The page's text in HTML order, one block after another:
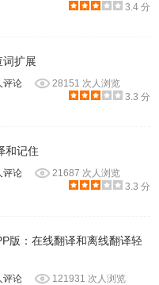
即可。
3.4 分
词扩展
评论
28151 次人浏览
3.3 分
和记住
评论
21687 次人浏览
3.3 分
版：在线翻译和离线翻译轻
评论
121931 次人浏览